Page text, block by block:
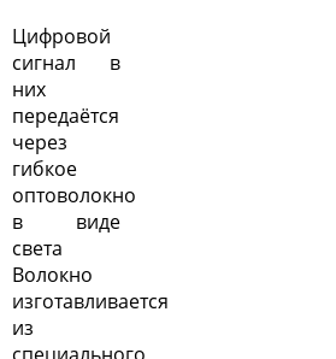
Цифровой
сигнал в
них
передаётся
через
гибкое
оптоволокно
в виде
света
Волокно
изготавливается
из